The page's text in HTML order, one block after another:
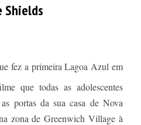
Shields
fez a primeira Lagoa Azul em
que todas as adolescentes
portas da sua casa de Nova
zona de Greenwich Village à